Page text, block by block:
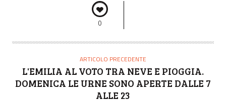
0
ARTICOLO PRECEDENTE
L'EMILIA AL VOTO TRA NEVE E PIOGGIA.
DOMENICA LE URNE SONO APERTE DALLE 7
ALLE 23